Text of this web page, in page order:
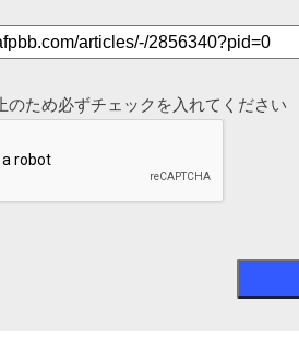
のため必ずチェックを入れてください